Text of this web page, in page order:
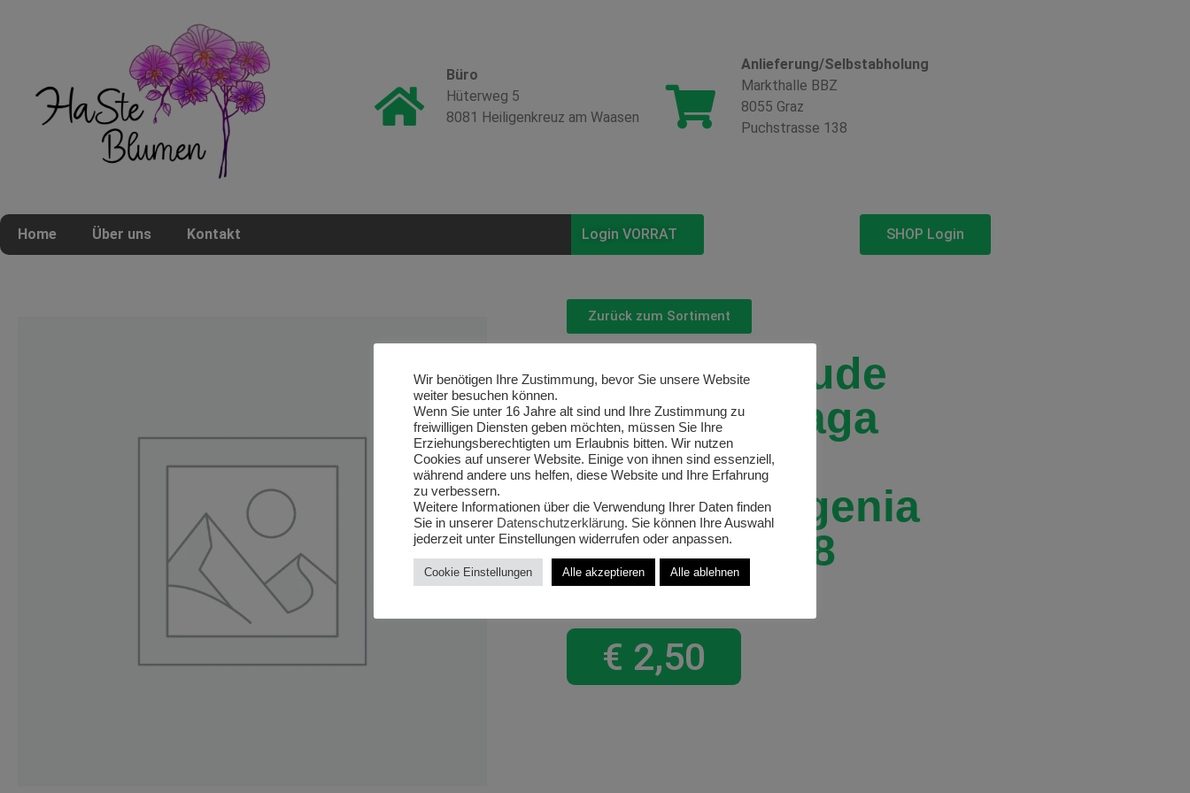
Büro
Hüterweg 5
8081 Heiligenkreuz am Waasen
Anlieferung/Selbstabholung
Markthalle BBZ
8055 Graz
Puchstrasse 138
Home Über uns Kontakt Login VORRAT SHOP Login
Zurück zum Sortiment
Sommerstaude
‚Mix‘ Saxifraga
Rot+rosa,
Arabis, Bergenia
T12/12cm X8
€ 2,50
Wir benötigen Ihre Zustimmung, bevor Sie unsere Website
weiter besuchen können.
Wenn Sie unter 16 Jahre alt sind und Ihre Zustimmung zu
freiwilligen Diensten geben möchten, müssen Sie Ihre
Erziehungsberechtigten um Erlaubnis bitten. Wir nutzen
Cookies auf unserer Website. Einige von ihnen sind essenziell,
während andere uns helfen, diese Website und Ihre Erfahrung
zu verbessern.
Weitere Informationen über die Verwendung Ihrer Daten finden
Sie in unserer Datenschutzerklärung. Sie können Ihre Auswahl
jederzeit unter Einstellungen widerrufen oder anpassen.
Cookie Einstellungen Alle akzeptieren Alle ablehnen